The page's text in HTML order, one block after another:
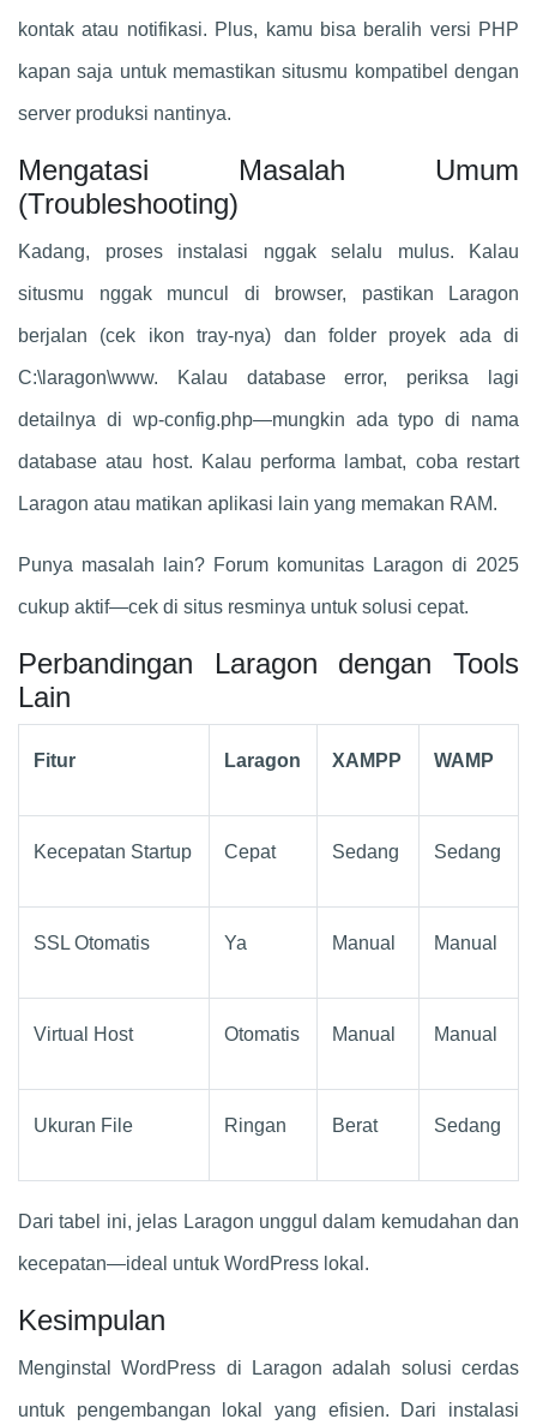
kontak atau notifikasi. Plus, kamu bisa beralih versi PHP
kapan saja untuk memastikan situsmu kompatibel dengan
server produksi nantinya.
Mengatasi Masalah Umum
(Troubleshooting)
Kadang, proses instalasi nggak selalu mulus. Kalau
situsmu nggak muncul di browser, pastikan Laragon
berjalan (cek ikon tray-nya) dan folder proyek ada di
C:\laragon\www. Kalau database error, periksa lagi
detailnya di wp-config.php—mungkin ada typo di nama
database atau host. Kalau performa lambat, coba restart
Laragon atau matikan aplikasi lain yang memakan RAM.
Punya masalah lain? Forum komunitas Laragon di 2025
cukup aktif—cek di situs resminya untuk solusi cepat.
Perbandingan Laragon dengan Tools
Lain
Fitur Laragon XAMPP WAMP
Kecepatan Startup Cepat Sedang Sedang
SSL Otomatis Ya Manual Manual
Virtual Host Otomatis Manual Manual
Ukuran File Ringan Berat Sedang
Dari tabel ini, jelas Laragon unggul dalam kemudahan dan
kecepatan—ideal untuk WordPress lokal.
Kesimpulan
Menginstal WordPress di Laragon adalah solusi cerdas
untuk pengembangan lokal yang efisien. Dari instalasi